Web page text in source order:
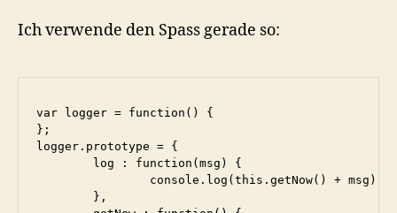
Ich verwende den Spass gerade so:
var logger = function() {
};
logger.prototype = {